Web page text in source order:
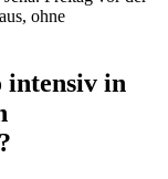
ohne
intensiv in